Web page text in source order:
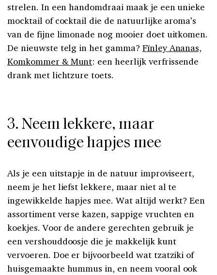
strelen. In een handomdraai maak je een unieke
mocktail of cocktail die de natuurlijke aroma’s
van de fijne limonade nog mooier doet uitkomen.
De nieuwste telg in het gamma? Fïnley Ananas,
Komkommer & Munt: een heerlijk verfrissende
drank met lichtzure toets.
3. Neem lekkere, maar
eenvoudige hapjes mee
Als je een uitstapje in de natuur improviseert,
neem je het liefst lekkere, maar niet al te
ingewikkelde hapjes mee. Wat altijd werkt? Een
assortiment verse kazen, sappige vruchten en
koekjes. Voor de andere gerechten gebruik je
een vershouddoosje die je makkelijk kunt
vervoeren. Doe er bijvoorbeeld wat tzatziki of
huisgemaakte hummus in, en neem vooral ook